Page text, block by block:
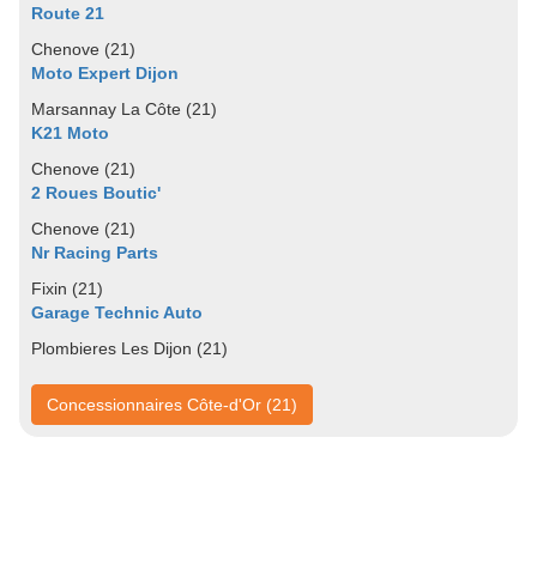
Route 21
Chenove (21)
Moto Expert Dijon
Marsannay La Côte (21)
K21 Moto
Chenove (21)
2 Roues Boutic'
Chenove (21)
Nr Racing Parts
Fixin (21)
Garage Technic Auto
Plombieres Les Dijon (21)
Concessionnaires Côte-d'Or (21)